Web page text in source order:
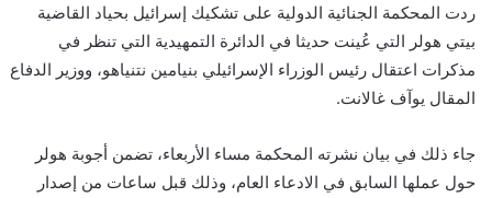
و
ن
ي
ا
ردت المحكمة الجنائية الدولية على تشكيك إسرائيل بحياد القاضية
بيتي هولر التي عُينت حديثا في الدائرة التمهيدية التي تنظر في
مذكرات اعتقال رئيس الوزراء الإسرائيلي بنيامين نتنياهو، ووزير الدفاع
المقال يوآف غالانت.
جاء ذلك في بيان نشرته المحكمة مساء الأربعاء، تضمن أجوبة هولر
حول عملها السابق في الادعاء العام، وذلك قبل ساعات من إصدار